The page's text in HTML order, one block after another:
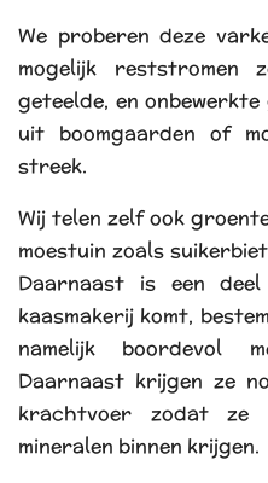
We proberen deze
mogelijk reststromen
geteelde, en
uit boomgaarden of
streek.
Wij telen zelf ook
moestuin zoals
Daarnaast is een
kaasmakerij komt,
namelijk boordevol
Daarnaast krijgen ze
krachtvoer zodat ze
mineralen binnen krijgen.